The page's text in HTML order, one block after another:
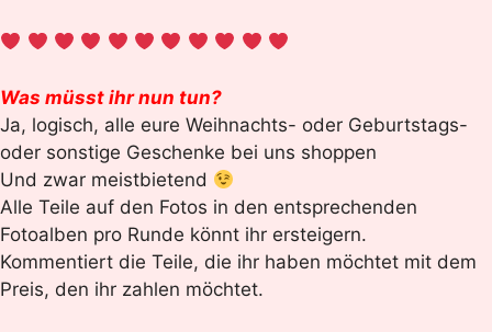
Was müsst ihr nun tun?
Ja, logisch, alle eure Weihnachts- oder Geburtstags-
oder sonstige Geschenke bei uns shoppen
Und zwar meistbietend
Alle Teile auf den Fotos in den entsprechenden
Fotoalben pro Runde könnt ihr ersteigern.
Kommentiert die Teile, die ihr haben möchtet mit dem
Preis, den ihr zahlen möchtet.